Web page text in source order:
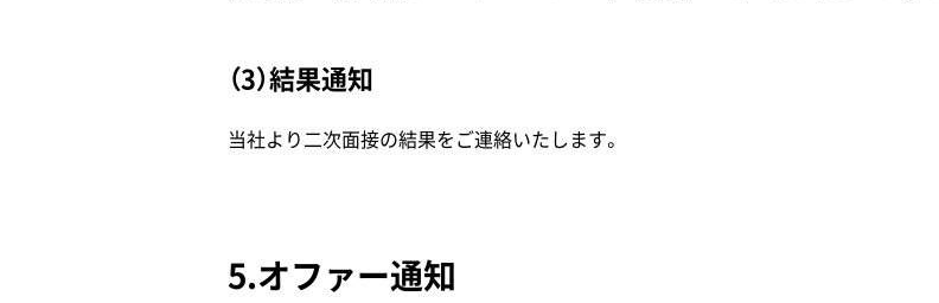
（3）結果通知
当社より二次面接の結果をご連絡いたします。
5.オファー通知